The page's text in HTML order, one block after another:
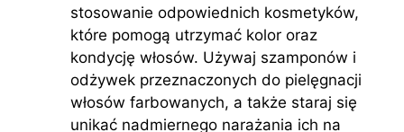
stosowanie odpowiednich kosmetyków,
które pomogą utrzymać kolor oraz
kondycję włosów. Używaj szamponów i
odżywek przeznaczonych do pielęgnacji
włosów farbowanych, a także staraj się
unikać nadmiernego narażania ich na